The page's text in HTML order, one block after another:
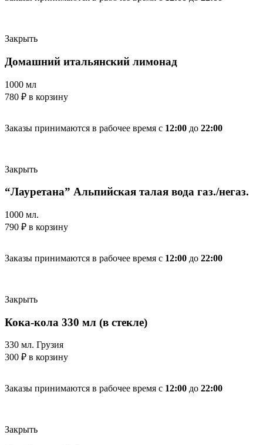
Закрыть
Домашний итальянский лимонад
1000 мл
780 ₽ в корзину
Заказы принимаются в рабочее время с 12:00 до 22:00
Закрыть
“Лауретана” Альпийская талая вода газ./негаз.
1000 мл.
790 ₽ в корзину
Заказы принимаются в рабочее время с 12:00 до 22:00
Закрыть
Кока-кола 330 мл (в стекле)
330 мл. Грузия
300 ₽ в корзину
Заказы принимаются в рабочее время с 12:00 до 22:00
Закрыть